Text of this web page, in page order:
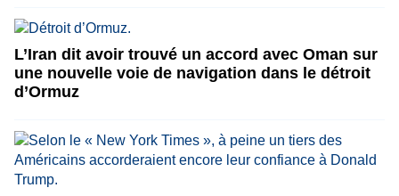
L’Iran dit avoir trouvé un accord avec Oman sur
une nouvelle voie de navigation dans le détroit
d’Ormuz